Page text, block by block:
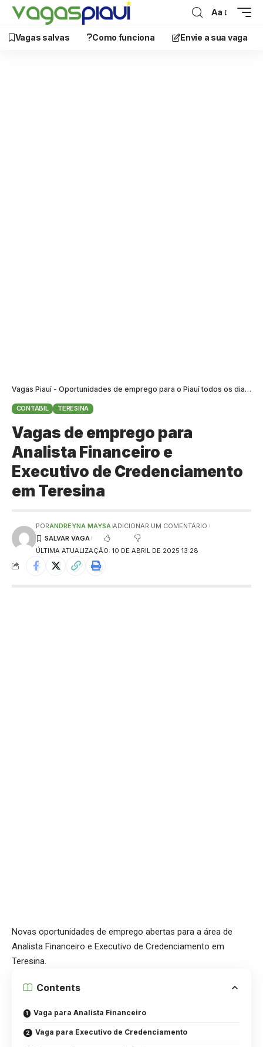
Aa
Vagas salvas Como funciona Envie a sua vaga
Vagas Piauí - Oportunidades de emprego para o Piauí todos os dias>
CONTÁBIL TERESINA
Vagas de emprego para
Analista Financeiro e
Executivo de Credenciamento
em Teresina
ÚLTIMA ATUALIZAÇÃO: 10 DE ABRIL DE 2025 13:28
PORANDREYNA MAYSA ADICIONAR UM COMENTÁRIO
Novas oportunidades de emprego abertas para a área de
Analista Financeiro e Executivo de Credenciamento em
Teresina.
Contents
Vaga para Analista Financeiro
Vaga para Executivo de Credenciamento